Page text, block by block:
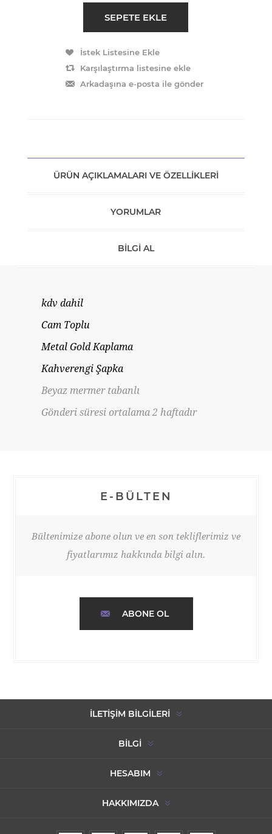
ÜRÜN AÇIKLAMALARI VE ÖZELLIKLERI
YORUMLAR
BILGI AL
kdv dahil
Cam Toplu
Metal Gold Kaplama
Kahverengi Şapka
Beyaz mermer tabanlı
Gönderi süresi ortalama 2 haftadır
E-BÜLTEN
Bültenimize abone olun ve en son tekliflerimiz ve
fiyatlarımız hakkında bilgi alın.
ABONE OL
İLETIŞIM BILGILERI
BILGI
HESABIM
HAKKIMIZDA